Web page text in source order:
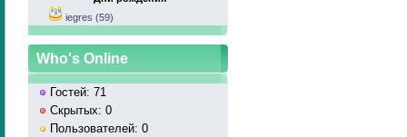
iegres (59)
Who's Online
Гостей: 71
Скрытых: 0
Пользователей: 0